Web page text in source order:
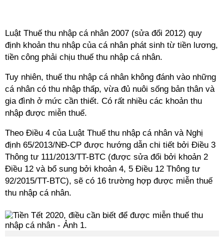
Luật Thuế thu nhập cá nhân 2007 (sửa đổi 2012) quy
định khoản thu nhập của cá nhân phát sinh từ tiền lương,
tiền công phải chịu thuế thu nhập cá nhân.
Tuy nhiên, thuế thu nhập cá nhân không đánh vào những
cá nhân có thu nhập thấp, vừa đủ nuôi sống bản thân và
gia đình ở mức cần thiết. Có rất nhiều các khoản thu
nhập được miễn thuế.
Theo Điều 4 của Luật Thuế thu nhập cá nhân và Nghị
định 65/2013/NĐ-CP được hướng dẫn chi tiết bởi Điều 3
Thông tư 111/2013/TT-BTC (được sửa đổi bởi khoản 2
Điều 12 và bổ sung bởi khoản 4, 5 Điều 12 Thông tư
92/2015/TT-BTC), sẽ có 16 trường hợp được miễn thuế
thu nhập cá nhân.